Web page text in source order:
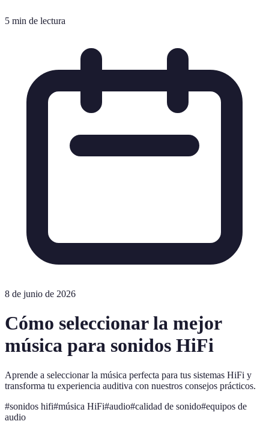
5 min de lectura
8 de junio de 2026
Cómo seleccionar la mejor
música para sonidos HiFi
Aprende a seleccionar la música perfecta para tus sistemas HiFi y
transforma tu experiencia auditiva con nuestros consejos prácticos.
#sonidos hifi#música HiFi#audio#calidad de sonido#equipos de
audio